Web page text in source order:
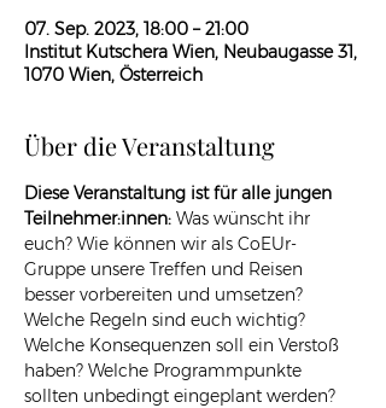
07. Sep. 2023, 18:00 – 21:00
Institut Kutschera Wien, Neubaugasse 31,
1070 Wien, Österreich
Über die Veranstaltung
Diese Veranstaltung ist für alle jungen
Teilnehmer:innen: Was wünscht ihr
euch? Wie können wir als CoEUr-
Gruppe unsere Treffen und Reisen
besser vorbereiten und umsetzen?
Welche Regeln sind euch wichtig?
Welche Konsequenzen soll ein Verstoß
haben? Welche Programmpunkte
sollten unbedingt eingeplant werden?